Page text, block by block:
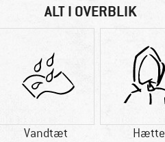
ALT I OVERBLIK
Vandtæt Hætte